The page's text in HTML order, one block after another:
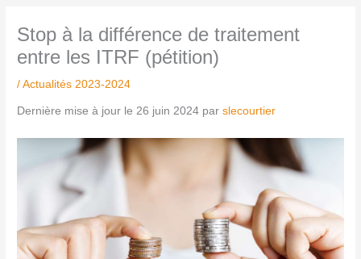
Stop à la différence de traitement
entre les ITRF (pétition)
/Actualités 2023-2024
Dernière mise à jour le 26 juin 2024 parslecourtier